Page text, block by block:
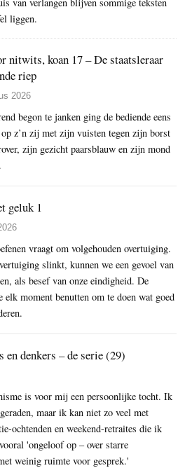
liggen.
nitwits, koan 17 – De staatsleraar
riep
2026
begon te janken ging de bediende eens
z’n zij met zijn vuisten tegen zijn borst
zijn gezicht paarsblauw en zijn mond
geluk 1
vraagt om volgehouden overtuiging.
slinkt, kunnen we een gevoel van
als besef van onze eindigheid. De
moment benutten om te doen wat goed
en denkers – de serie (29)
is voor mij een persoonlijke tocht. Ik
maar ik kan niet zo veel met
ochtenden en weekend-retraites die ik
'ongeloof op – over starre
weinig ruimte voor gesprek.'